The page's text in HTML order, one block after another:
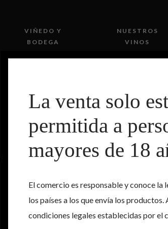
VIÑEDO Y
BODEGA
NUESTROS
VINOS
La venta solo
permitida a
mayores de 18
El comercio es responsable y conoce la
los países a los que envía los productos.
condiciones legales establecidas por el